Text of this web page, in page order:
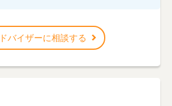
バイザーに相談する